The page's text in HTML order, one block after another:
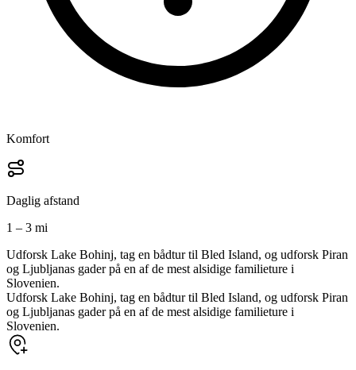
Komfort
Daglig afstand
1 – 3 mi
Udforsk Lake Bohinj, tag en bådtur til Bled Island, og udforsk Piran
og Ljubljanas gader på en af de mest alsidige familieture i
Slovenien.
Udforsk Lake Bohinj, tag en bådtur til Bled Island, og udforsk Piran
og Ljubljanas gader på en af de mest alsidige familieture i
Slovenien.